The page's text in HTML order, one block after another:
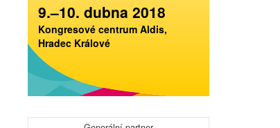
9.–10. dubna 2018
Kongresové centrum Aldis,
Hradec Králové